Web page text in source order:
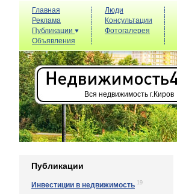
Главная
Реклама
Публикации
Объявления
Люди
Консультации
Фотогалерея
Вся недвижимость г.Киров
Публикации
Инвестиции в недвижимость 19